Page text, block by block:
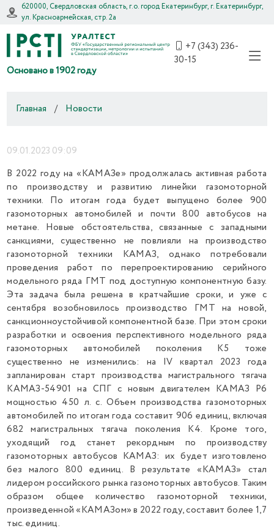
620000, Свердловская область, г.о. город Екатеринбург, г. Екатеринбург,
ул. Красноармейская, стр. 2а
Основано в 1902 году
+7 (343) 236-
30-15
Главная / Новости
09.01.2023 09:09
В 2022 году на «КАМАЗе» продолжалась активная работа
по производству и развитию линейки газомоторной
техники. По итогам года будет выпущено более 900
газомоторных автомобилей и почти 800 автобусов на
метане. Новые обстоятельства, связанные с западными
санкциями, существенно не повлияли на производство
газомоторной техники КАМАЗ, однако потребовали
проведения работ по перепроектированию серийного
модельного ряда ГМТ под доступную компонентную базу.
Эта задача была решена в кратчайшие сроки, и уже с
сентября возобновилось производство ГМТ на новой,
санкционноустойчивой компонентной базе. При этом сроки
разработки и освоения перспективного модельного ряда
газомоторных автомобилей поколения К5 тоже
существенно не изменились: на IV квартал 2023 года
запланирован старт производства магистрального тягача
КАМАЗ-54901 на СПГ с новым двигателем КАМАЗ Р6
мощностью 450 л. с. Объем производства газомоторных
автомобилей по итогам года составит 906 единиц, включая
682 магистральных тягача поколения К4. Кроме того,
уходящий год станет рекордным по производству
газомоторных автобусов КАМАЗ: их будет изготовлено
без малого 800 единиц. В результате «КАМАЗ» стал
лидером российского рынка газомоторных автобусов. Таким
образом общее количество газомоторной техники,
произведенной «КАМАЗом» в 2022 году, составит более 1,7
тыс. единиц.